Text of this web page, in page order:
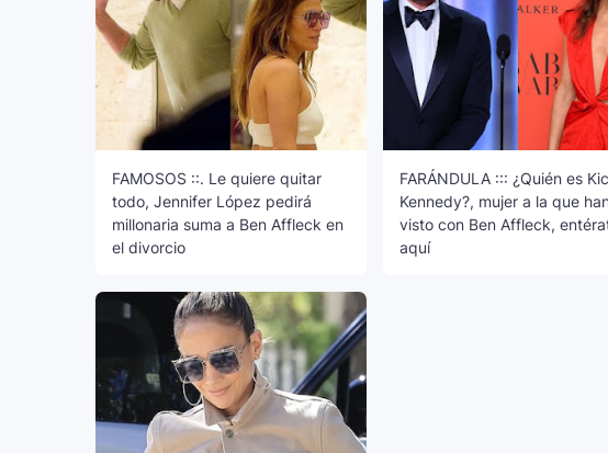
FAMOSOS ::. Le quiere quitar
todo, Jennifer López pedirá
millonaria suma a Ben Affleck en
el divorcio
FARÁNDULA ::: ¿Quién es
Kennedy?, mujer a la que
visto con Ben Affleck,
aquí